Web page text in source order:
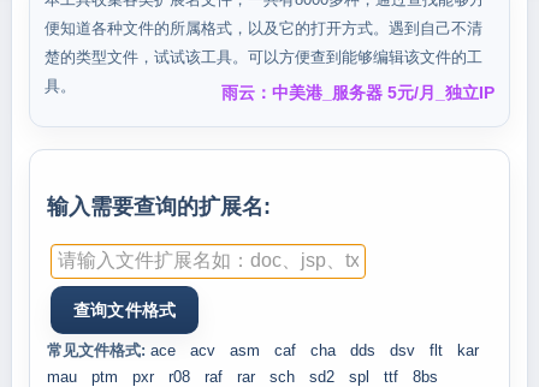
便知道各种文件的所属格式，以及它的打开方式。遇到自己不清
楚的类型文件，试试该工具。可以方便查到能够编辑该文件的工
具。
雨云：中美港_服务器 5元/月_独立IP
输入需要查询的扩展名:
常见文件格式: ace acv asm caf cha dds dsv flt
kar
mau
ptm pxr r08 raf rar sch sd2 spl ttf 8bs